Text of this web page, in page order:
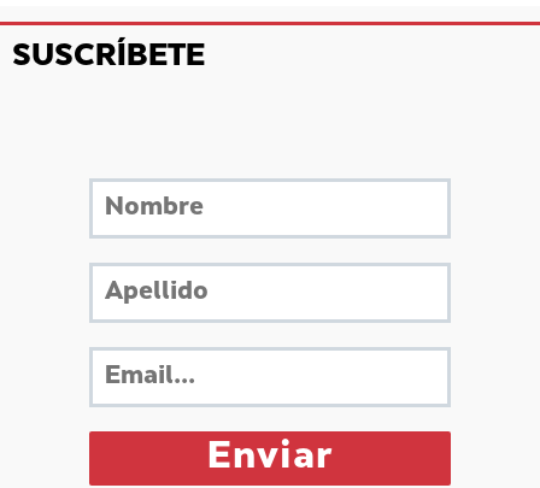
SUSCRÍBETE